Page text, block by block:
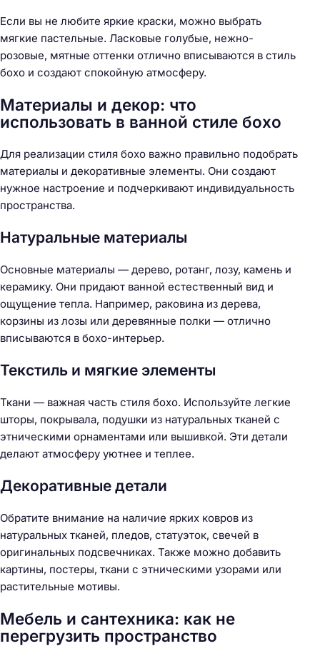
Если вы не любите яркие краски, можно выбрать
мягкие пастельные. Ласковые голубые, нежно-
розовые, мятные оттенки отлично вписываются в стиль
бохо и создают спокойную атмосферу.
Материалы и декор: что
использовать в ванной стиле бохо
Для реализации стиля бохо важно правильно подобрать
материалы и декоративные элементы. Они создают
нужное настроение и подчеркивают индивидуальность
пространства.
Натуральные материалы
Основные материалы — дерево, ротанг, лозу, камень и
керамику. Они придают ванной естественный вид и
ощущение тепла. Например, раковина из дерева,
корзины из лозы или деревянные полки — отлично
вписываются в бохо-интерьер.
Текстиль и мягкие элементы
Ткани — важная часть стиля бохо. Используйте легкие
шторы, покрывала, подушки из натуральных тканей с
этническими орнаментами или вышивкой. Эти детали
делают атмосферу уютнее и теплее.
Декоративные детали
Обратите внимание на наличие ярких ковров из
натуральных тканей, пледов, статуэток, свечей в
оригинальных подсвечниках. Также можно добавить
картины, постеры, ткани с этническими узорами или
растительные мотивы.
Мебель и сантехника: как не
перегрузить пространство